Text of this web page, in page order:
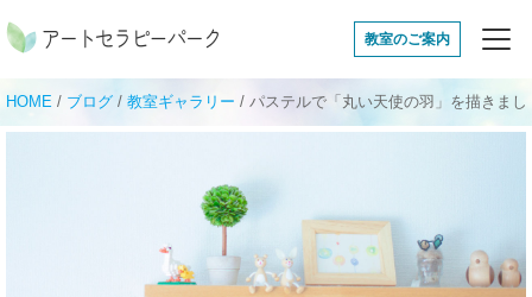
アートセラピー
教室のご案内
HOME / ブログ / 教室ギャラリー / パステルで「丸い天使の羽」を描きまし